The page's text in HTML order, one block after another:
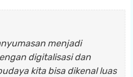
menjadi
digitalisasi dan
kita bisa dikenal luas